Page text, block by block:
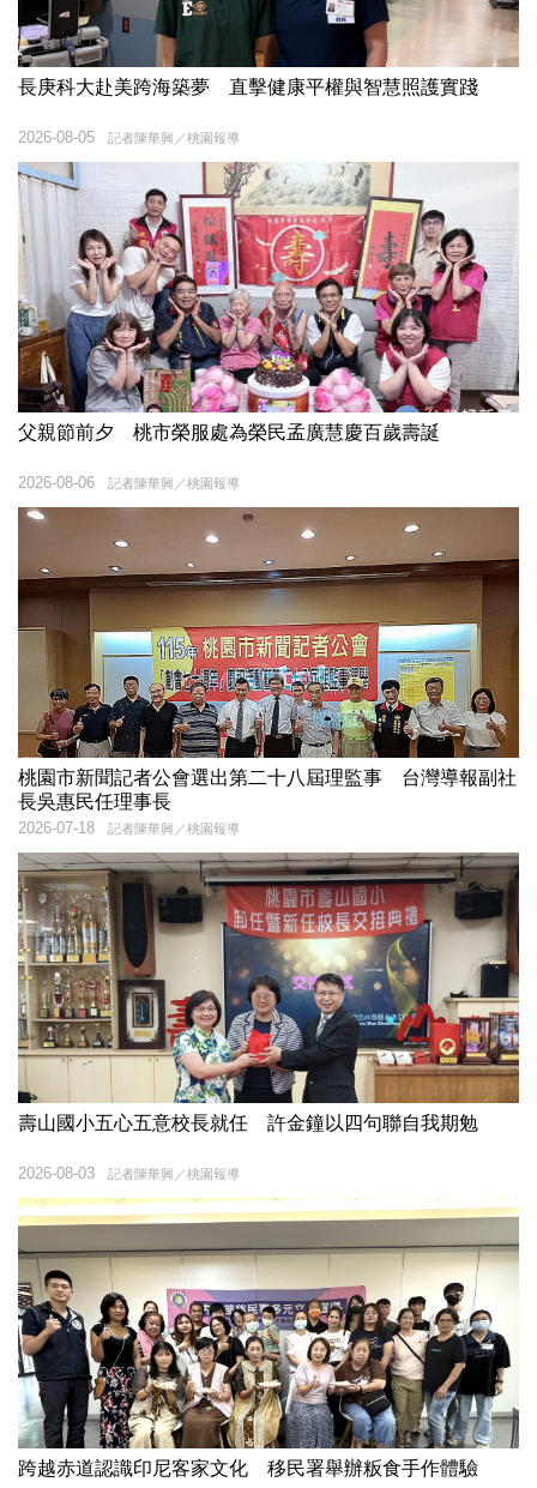
長庚科大赴美跨海築夢 直擊健康平權與智慧照護實踐
記者陳華興／桃園報導
2026-08-05
父親節前夕 桃市榮服處為榮民孟廣慧慶百歲壽誕
記者陳華興／桃園報導
2026-08-06
桃園市新聞記者公會選出第二十八屆理監事 台灣導報副社
長吳惠民任理事長
記者陳華興／桃園報導
2026-07-18
壽山國小五心五意校長就任 許金鐘以四句聯自我期勉
記者陳華興／桃園報導
2026-08-03
跨越赤道認識印尼客家文化 移民署舉辦粄食手作體驗